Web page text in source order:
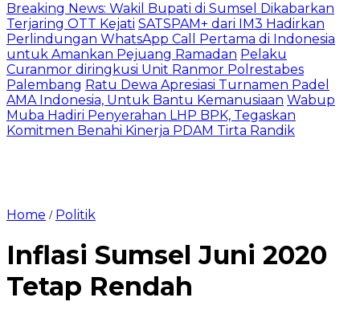
Breaking News: Wakil Bupati di Sumsel Dikabarkan
Terjaring OTT Kejati SATSPAM+ dari IM3 Hadirkan
Perlindungan WhatsApp Call Pertama di Indonesia
untuk Amankan Pejuang Ramadan Pelaku
Curanmor diringkusi Unit Ranmor Polrestabes
Palembang Ratu Dewa Apresiasi Turnamen Padel
AMA Indonesia, Untuk Bantu Kemanusiaan Wabup
Muba Hadiri Penyerahan LHP BPK, Tegaskan
Komitmen Benahi Kinerja PDAM Tirta Randik
Home / Politik
Inflasi Sumsel Juni 2020
Tetap Rendah